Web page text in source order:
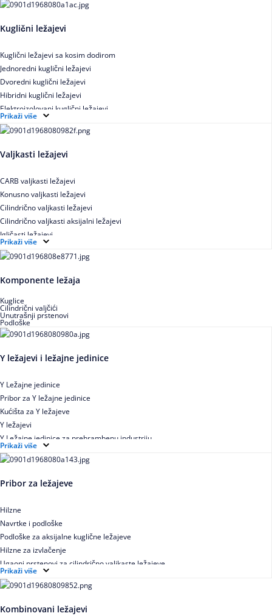
Kuglični ležajevi
Kuglični ležajevi sa kosim dodirom
Jednoredni kuglični ležajevi
Dvoredni kuglični ležajevi
Hibridni kuglični ležajevi
Elektroizolovani kuglični ležajevi
Samopodesivi kuglični ležajevi
Aksijalni kuglični ležajevi
Kuglični ležajevi od nerđajućeg čelika
Prikaži više
Valjkasti ležajevi
CARB valjkasti ležajevi
Konusno valjkasti ležajevi
Cilindrično valjkasti ležajevi
Cilindrično valjkasti aksijalni ležajevi
Igličasti ležajevi
Igličasti aksijalni ležajevi
Buričasti ležajevi
Buričasti zaptiveni ležajevi
Buričasti aksijalni ležajevi
Prikaži više
Komponente ležaja
Kuglice
Cilindrični valjčići
Unutrašnji prstenovi
Podloške
Y ležajevi i ležajne jedinice
Y Ležajne jedinice
Pribor za Y ležajne jedinice
Kućišta za Y ležajeve
Y ležajevi
Y Ležajne jedinice za prehrambenu industriju
Ležajne jedinice sa valjkastim ležajevima
Prikaži više
Pribor za ležajeve
Hilzne
Navrtke i podloške
Podloške za aksijalne kuglične ležajeve
Hilzne za izvlačenje
Ugaoni prstenovi za cilindrično valjkaste ležajeve
Prikaži više
Kombinovani ležajevi